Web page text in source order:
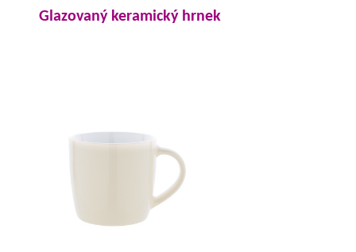
Glazovaný keramický hrnek